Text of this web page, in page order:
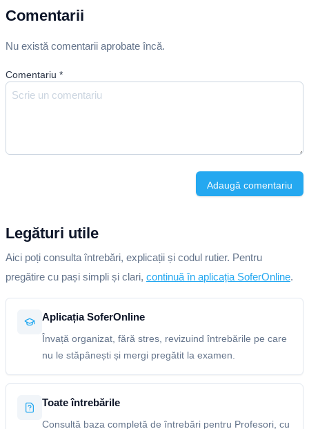
Comentarii
Nu există comentarii aprobate încă.
Comentariu *
Adaugă comentariu
Legături utile
Aici poți consulta întrebări, explicații și codul rutier. Pentru
pregătire cu pași simpli și clari, continuă în aplicația SoferOnline.
Aplicația SoferOnline
Învață organizat, fără stres, revizuind întrebările pe care
nu le stăpânești și mergi pregătit la examen.
Toate întrebările
Consultă baza completă de întrebări pentru Profesori, cu